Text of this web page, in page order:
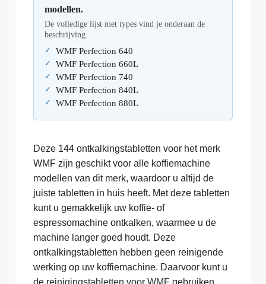
modellen.
De volledige lijst met types vind je onderaan de
beschrijving.
WMF Perfection 640
WMF Perfection 660L
WMF Perfection 740
WMF Perfection 840L
WMF Perfection 880L
Deze 144 ontkalkingstabletten voor het merk
WMF zijn geschikt voor alle koffiemachine
modellen van dit merk, waardoor u altijd de
juiste tabletten in huis heeft. Met deze tabletten
kunt u gemakkelijk uw koffie- of
espressomachine ontkalken, waarmee u de
machine langer goed houdt. Deze
ontkalkingstabletten hebben geen reinigende
werking op uw koffiemachine. Daarvoor kunt u
de reinigingstabletten voor WMF gebruiken.